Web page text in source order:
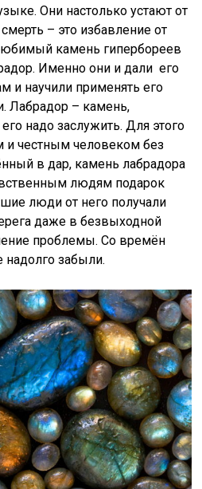
Они настолько устают от
– это избавление от
камень гипербореев
Именно они и дали его
и научили применять его
Лабрадор – камень,
надо заслужить. Для этого
и честным человеком без
в дар, камень лабрадора
людям подарок
люди от него получали
даже в безвыходной
проблемы. Со времён
надолго забыли.